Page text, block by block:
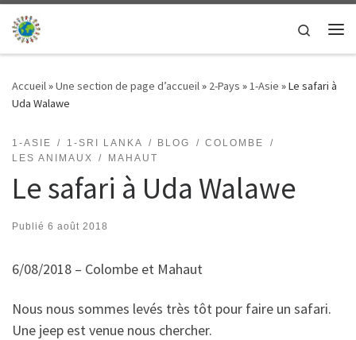
Passer au contenu
Search
Accueil»Une section de page d’accueil» 2-Pays »1-Asie »Le safari à
Uda Walawe
1-ASIE 1-SRI LANKA BLOG
COLOMBE
LES ANIMAUX
MAHAUT
Le safari à Uda Walawe
Publié 6 août 2018
6/08/2018 – Colombe et Mahaut
Nous nous sommes levés très tôt pour faire un safari.
Une jeep est venue nous chercher.